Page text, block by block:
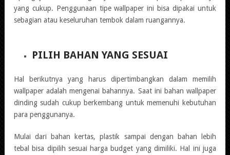
yang cukup. Penggunaan tipe wallpaper ini bisa dipakai untuk
sebagian atau keseluruhan tembok dalam ruangannya.
PILIH BAHAN YANG SESUAI
Hal berikutnya yang harus dipertimbangkan dalam memilih
wallpaper adalah mengenai bahannya. Saat ini bahan wallpaper
dinding sudah cukup berkembang untuk memenuhi kebutuhan
para penggunanya.
Mulai dari bahan kertas, plastik sampai dengan bahan lebih
tebal bisa dipilih sesuai harga budget yang dimiliki. Hal ini juga